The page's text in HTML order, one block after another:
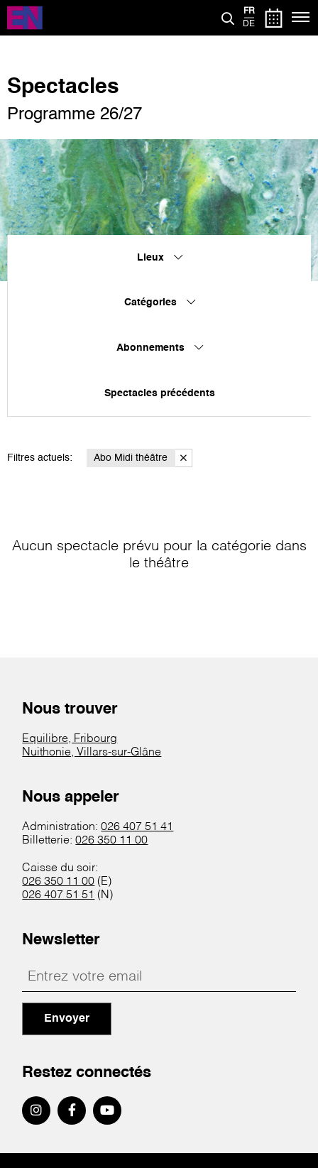
Aller
contenu
FR
DE
Spectacles
Programme 26/27
Lieux
Catégories
Abonnements
Spectacles précédents
Filtres actuels: Abo Midi théâtre
Aucun spectacle prévu pour la catégorie dans
le théâtre
Nous trouver
Equilibre, Fribourg
Nuithonie, Villars-sur-Glâne
Nous appeler
Administration:026 407 51 41
Billetterie:026 350 11 00
Caisse du soir:
026 350 11 00 (E)
026 407 51 51 (N)
Newsletter
Envoyer
Restez connectés